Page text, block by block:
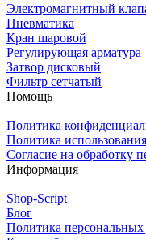
Электромагнитный
Пневматика
Кран шаровой
Регулирующая арматура
Затвор дисковый
Фильтр сетчатый
Помощь
Политика
Политика
Согласие на обработку
Информация
Shop-Script
Блог
Политика